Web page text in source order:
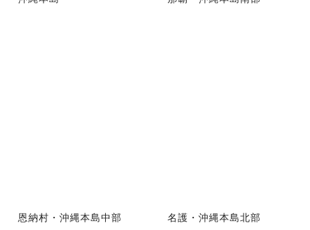
恩納村・沖縄本島中部 名護・沖縄本島北部